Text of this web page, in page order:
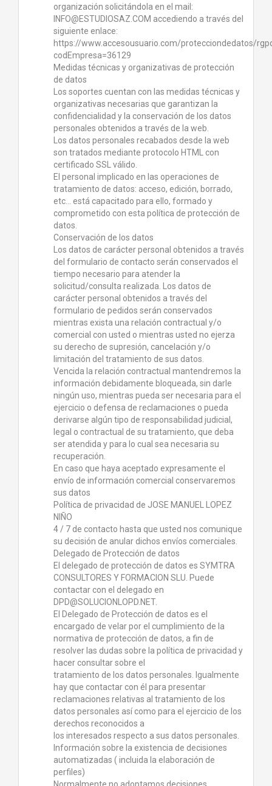
organización solicitándola en el mail:
INFO@ESTUDIOSAZ.COM accediendo a través del
siguiente enlace:
https://www.accesousuario.com/protecciondedatos/
codEmpresa=36129
Medidas técnicas y organizativas de protección
de datos
Los soportes cuentan con las medidas técnicas y
organizativas necesarias que garantizan la
confidencialidad y la conservación de los datos
personales obtenidos a través de la web.
Los datos personales recabados desde la web
son tratados mediante protocolo HTML con
certificado SSL válido.
El personal implicado en las operaciones de
tratamiento de datos: acceso, edición, borrado,
etc… está capacitado para ello, formado y
comprometido con esta política de protección de
datos.
Conservación de los datos
Los datos de carácter personal obtenidos a través
del formulario de contacto serán conservados el
tiempo necesario para atender la
solicitud/consulta realizada. Los datos de
carácter personal obtenidos a través del
formulario de pedidos serán conservados
mientras exista una relación contractual y/o
comercial con usted o mientras usted no ejerza
su derecho de supresión, cancelación y/o
limitación del tratamiento de sus datos.
Vencida la relación contractual mantendremos la
información debidamente bloqueada, sin darle
ningún uso, mientras pueda ser necesaria para el
ejercicio o defensa de reclamaciones o pueda
derivarse algún tipo de responsabilidad judicial,
legal o contractual de su tratamiento, que deba
ser atendida y para lo cual sea necesaria su
recuperación.
En caso que haya aceptado expresamente el
envío de información comercial conservaremos
sus datos
Política de privacidad de JOSE MANUEL LOPEZ
NIÑO
4 / 7 de contacto hasta que usted nos comunique
su decisión de anular dichos envíos comerciales.
Delegado de Protección de datos
El delegado de protección de datos es SYMTRA
CONSULTORES Y FORMACION SLU. Puede
contactar con el delegado en
DPD@SOLUCIONLOPD.NET.
El Delegado de Protección de datos es el
encargado de velar por el cumplimiento de la
normativa de protección de datos, a fin de
resolver las dudas sobre la política de privacidad y
hacer consultar sobre el
tratamiento de los datos personales. Igualmente
hay que contactar con él para presentar
reclamaciones relativas al tratamiento de los
datos personales así como para el ejercicio de los
derechos reconocidos a
los interesados respecto a sus datos personales.
Información sobre la existencia de decisiones
automatizadas ( incluida la elaboración de
perfiles)